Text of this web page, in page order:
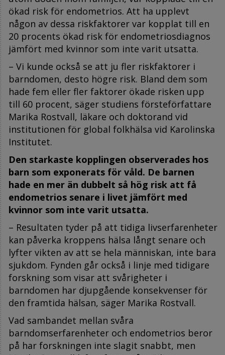
ökad risk för endometrios. Att ha upplevt
någon av dessa riskfaktorer var kopplat till en
20 procents ökad risk för endometriosdiagnos
jämfört med kvinnor som inte varit utsatta.
– Vi kunde också se att ju fler riskfaktorer i
barndomen, desto högre risk. Bland dem som
hade fem eller fler faktorer ökade risken upp
till 60 procent, säger studiens försteförfattare
Marika Rostvall, läkare och doktorand vid
institutionen för global folkhälsa vid Karolinska
Institutet.
Den starkaste kopplingen observerades hos
barn som exponerats för våld. De barnen
hade en mer än dubbelt så hög risk att få
endometrios senare i livet jämfört med
kvinnor som inte varit utsatta.
– Resultaten tyder på att tidiga livserfarenheter
kan påverka kroppens hälsa långt senare och
lyfter vikten av att se hela människan, inte bara
sjukdom. Fynden går också i linje med tidigare
forskning som visar att svårigheter i
barndomen har djupgående konsekvenser för
den framtida hälsan, säger Marika Rostvall.
Vad sambandet mellan svåra
barndomserfarenheter och endometrios beror
på har forskningen inte slagit snabbt, men